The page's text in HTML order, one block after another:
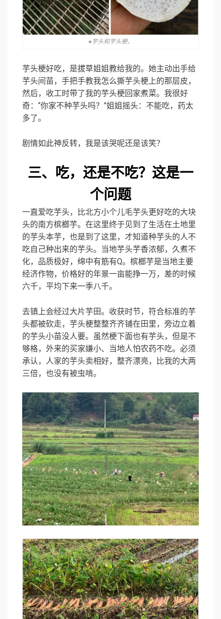
●芋头和芋头梗。
芋头梗好吃，是拔草姐姐教给我的。她主动出手给
芋头间苗，手把手教我怎么撕芋头梗上的那层皮，
然后，收工时带了我的芋头梗回家煮菜。我很好
奇：“你家不种芋头吗？”姐姐摇头：不能吃，药太
多了。
剧情如此神反转，我是该哭呢还是该笑？
三、吃，还是不吃？这是一
个问题
一直爱吃芋头，比北方小个儿毛芋头更好吃的大块
头的南方槟榔芋。在这里终于见到了生活在土地里
的芋头本芋，也是到了这里，才知道种芋头的人不
吃自己种出来的芋头。当地芋头芋香浓郁，久煮不
化，品质极好，绵中有筋有Q。槟榔芋是当地主要
经济作物，价格好的年景一亩能挣一万，差的时候
六千，平均下来一季八千。
去镇上会经过大片芋田。收获时节，符合标准的芋
头都被砍走，芋头梗整整齐齐铺在田里，旁边立着
的芋头小苗没人要。虽然梗下面也有芋头，但是不
够格，外来的买家嫌小、当地人怕农药不吃。必须
承认，人家的芋头卖相好，整齐漂亮，比我的大两
三倍，也没有被虫啃。